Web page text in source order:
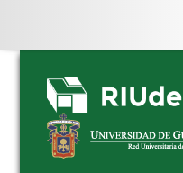
Skip
navigation